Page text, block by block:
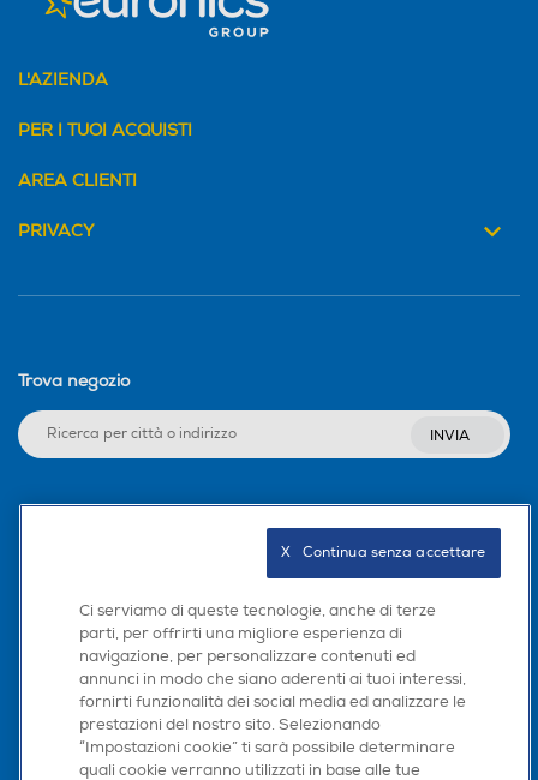
L'AZIENDA
PER I TUOI ACQUISTI
AREA CLIENTI
PRIVACY
Trova negozio
INVIA
Scarica la nostra app
Ci serviamo di queste tecnologie, anche di terze
parti, per offrirti una migliore esperienza di
navigazione, per personalizzare contenuti ed
annunci in modo che siano aderenti ai tuoi interessi,
fornirti funzionalità dei social media ed analizzare le
prestazioni del nostro sito. Selezionando
“Impostazioni cookie” ti sarà possibile determinare
quali cookie verranno utilizzati in base alle tue
X   Continua senza accettare